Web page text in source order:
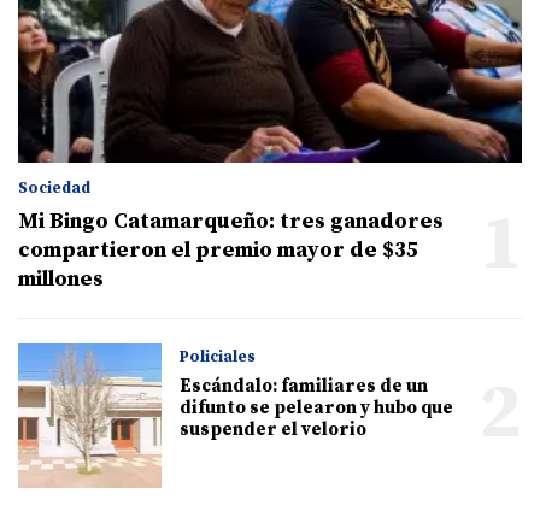
Sociedad
Mi Bingo Catamarqueño: tres ganadores
compartieron el premio mayor de $35
millones
Policiales
Escándalo: familiares de un
difunto se pelearon y hubo que
suspender el velorio